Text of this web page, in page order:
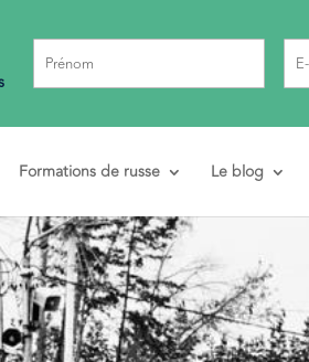
Formations de russe Le blog